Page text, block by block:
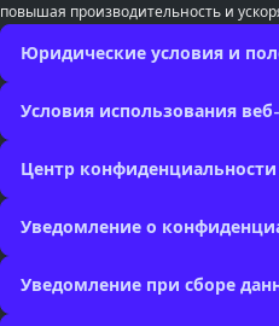
повышая производительность и
Юридические условия и
Условия использования
Центр конфиденциальности
Уведомление о
Уведомление при сборе